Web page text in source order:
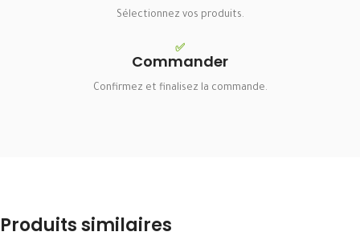
Sélectionnez vos produits.
✅
Commander
Confirmez et finalisez la commande.
Produits similaires